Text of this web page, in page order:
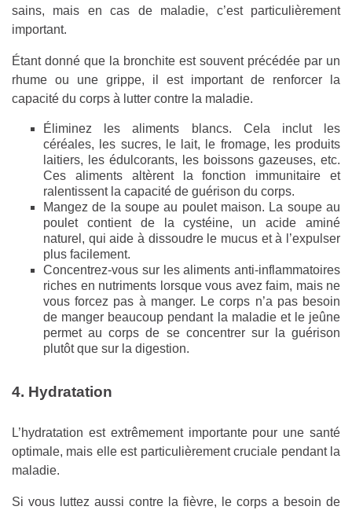
sains, mais en cas de maladie, c’est particulièrement
important.
Étant donné que la bronchite est souvent précédée par un
rhume ou une grippe, il est important de renforcer la
capacité du corps à lutter contre la maladie.
Éliminez les aliments blancs. Cela inclut les
céréales, les sucres, le lait, le fromage, les produits
laitiers, les édulcorants, les boissons gazeuses, etc.
Ces aliments altèrent la fonction immunitaire et
ralentissent la capacité de guérison du corps.
Mangez de la soupe au poulet maison. La soupe au
poulet contient de la cystéine, un acide aminé
naturel, qui aide à dissoudre le mucus et à l’expulser
plus facilement.
Concentrez-vous sur les aliments anti-inflammatoires
riches en nutriments lorsque vous avez faim, mais ne
vous forcez pas à manger. Le corps n’a pas besoin
de manger beaucoup pendant la maladie et le jeûne
permet au corps de se concentrer sur la guérison
plutôt que sur la digestion.
4. Hydratation
L’hydratation est extrêmement importante pour une santé
optimale, mais elle est particulièrement cruciale pendant la
maladie.
Si vous luttez aussi contre la fièvre, le corps a besoin de